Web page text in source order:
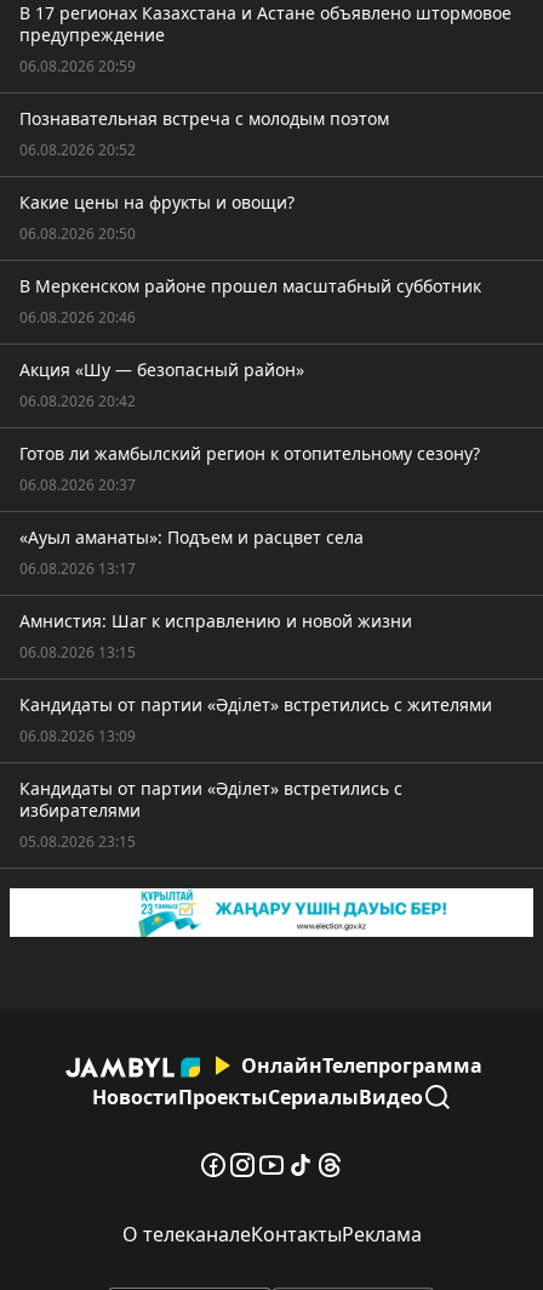
В 17 регионах Казахстана и Астане объявлено штормовое
предупреждение
06.08.2026 20:59
Познавательная встреча с молодым поэтом
06.08.2026 20:52
Какие цены на фрукты и овощи?
06.08.2026 20:50
В Меркенском районе прошел масштабный субботник
06.08.2026 20:46
Акция «Шу — безопасный район»
06.08.2026 20:42
Готов ли жамбылский регион к отопительному сезону?
06.08.2026 20:37
«Ауыл аманаты»: Подъем и расцвет села
06.08.2026 13:17
Амнистия: Шаг к исправлению и новой жизни
06.08.2026 13:15
Кандидаты от партии «Әділет» встретились с жителями
06.08.2026 13:09
Кандидаты от партии «Әділет» встретились с
избирателями
05.08.2026 23:15
ОнлайнТелепрограмма
НовостиПроектыСериалыВидео
О телеканалеКонтактыРеклама